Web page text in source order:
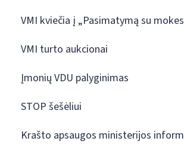
VMI kviečia į „Pasimatymą su
VMI turto aukcionai
Įmonių VDU palyginimas
STOP šešėliui
Krašto apsaugos ministerijos